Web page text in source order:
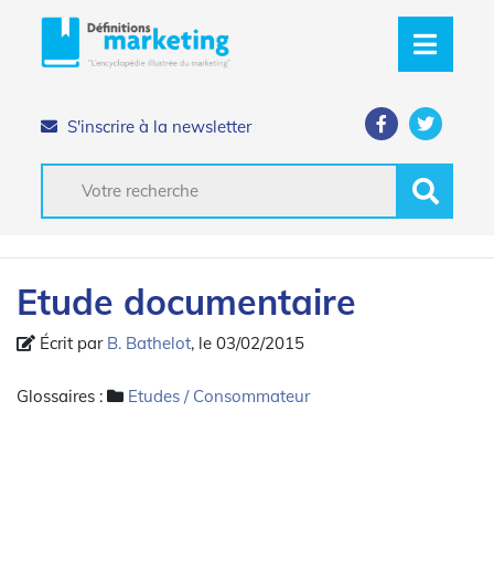
S'inscrire à la newsletter
Etude documentaire
Écrit par B. Bathelot, le 03/02/2015
Glossaires : Etudes / Consommateur